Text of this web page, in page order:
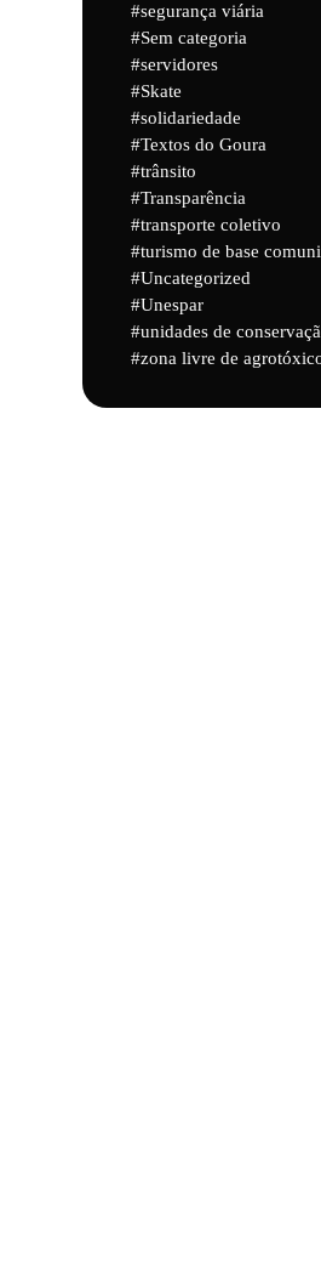
segurança viária
Sem categoria
servidores
Skate
solidariedade
Textos do Goura
trânsito
Transparência
transporte coletivo
turismo de base
Uncategorized
Unespar
unidades de
zona livre de